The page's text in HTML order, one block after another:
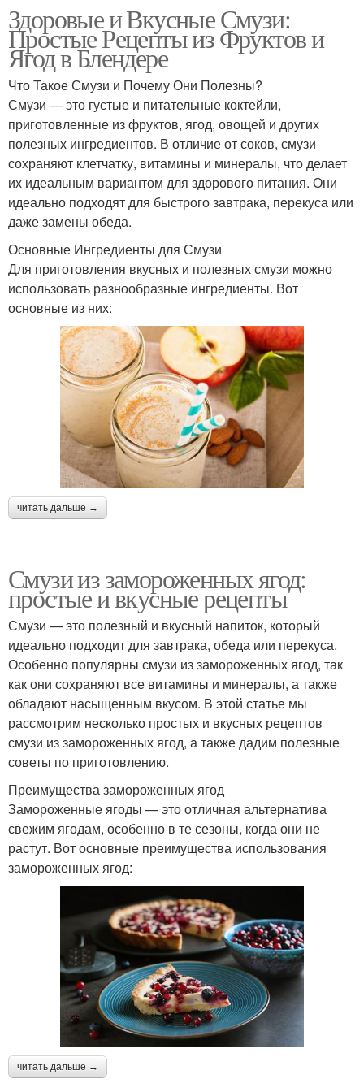
Здоровые и Вкусные Смузи:
Простые Рецепты из Фруктов и
Ягод в Блендере
Что Такое Смузи и Почему Они Полезны?
Смузи — это густые и питательные коктейли,
приготовленные из фруктов, ягод, овощей и других
полезных ингредиентов. В отличие от соков, смузи
сохраняют клетчатку, витамины и минералы, что делает
их идеальным вариантом для здорового питания. Они
идеально подходят для быстрого завтрака, перекуса или
даже замены обеда.
Основные Ингредиенты для Смузи
Для приготовления вкусных и полезных смузи можно
использовать разнообразные ингредиенты. Вот
основные из них:
читать дальше →
Смузи из замороженных ягод:
простые и вкусные рецепты
Смузи — это полезный и вкусный напиток, который
идеально подходит для завтрака, обеда или перекуса.
Особенно популярны смузи из замороженных ягод, так
как они сохраняют все витамины и минералы, а также
обладают насыщенным вкусом. В этой статье мы
рассмотрим несколько простых и вкусных рецептов
смузи из замороженных ягод, а также дадим полезные
советы по приготовлению.
Преимущества замороженных ягод
Замороженные ягоды — это отличная альтернатива
свежим ягодам, особенно в те сезоны, когда они не
растут. Вот основные преимущества использования
замороженных ягод:
читать дальше →